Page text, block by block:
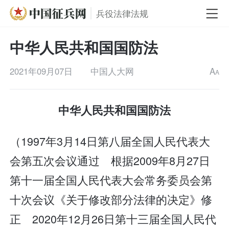
兵役法律法规
中华人民共和国国防法
2021年09月07日 中国人大网 AA
中华人民共和国国防法
（1997年3月14日第八届全国人民代表大
会第五次会议通过 根据2009年8月27日
第十一届全国人民代表大会常务委员会第
十次会议《关于修改部分法律的决定》修
正 2020年12月26日第十三届全国人民代